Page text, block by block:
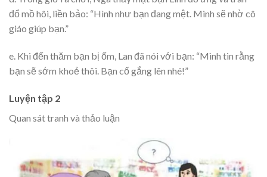
đổ mồ hôi, liền bảo: “Hình như bạn đang mệt. Minh sẽ nhờ cô
giáo giúp bạn.”
e. Khi đến thăm bạn bị ốm, Lan đã nói với bạn: “Mình tin rằng
bạn sẽ sớm khoẻ thôi. Bạn cố gắng lên nhé!”
Luyện tập 2
Quan sát tranh và thảo luận